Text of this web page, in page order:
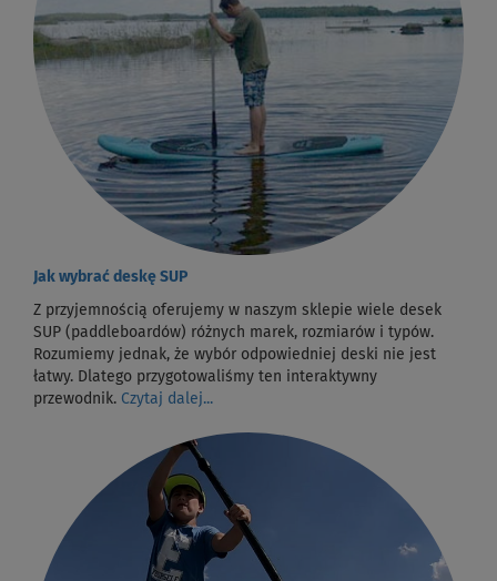
Jak wybrać deskę SUP
Z przyjemnością oferujemy w naszym sklepie wiele desek
SUP (paddleboardów) różnych marek, rozmiarów i typów.
Rozumiemy jednak, że wybór odpowiedniej deski nie jest
łatwy. Dlatego przygotowaliśmy ten interaktywny
przewodnik. Czytaj dalej...